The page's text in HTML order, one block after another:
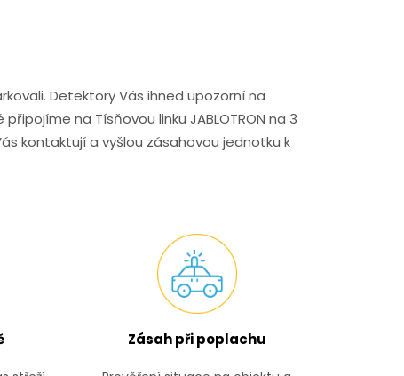
Detektory Vás ihned upozorní na
na Tísňovou linku JABLOTRON na 3
kontaktují a vyšlou zásahovou jednotku k
Zásah při poplachu